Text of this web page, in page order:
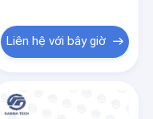
Liên hệ với bây giờ